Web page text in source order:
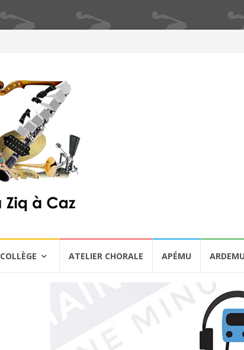
COLLÈGE ATELIER CHORALE APÉMU